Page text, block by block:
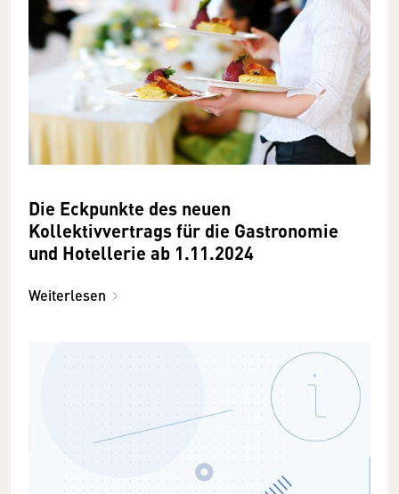
Die Eckpunkte des neuen
Kollektivvertrags für die Gastronomie
und Hotellerie ab 1.11.2024
Weiterlesen